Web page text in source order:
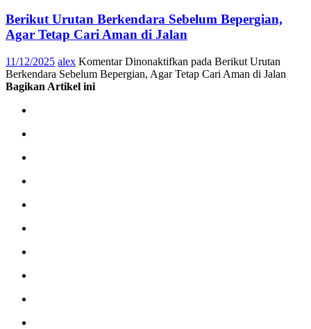
Berikut Urutan Berkendara Sebelum Bepergian,
Agar Tetap Cari Aman di Jalan
11/12/2025 alex Komentar Dinonaktifkan pada Berikut Urutan
Berkendara Sebelum Bepergian, Agar Tetap Cari Aman di Jalan
Bagikan Artikel ini